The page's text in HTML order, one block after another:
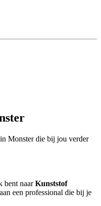
Monster die bij jou verder
bent naarKunststof
een professional die bij je